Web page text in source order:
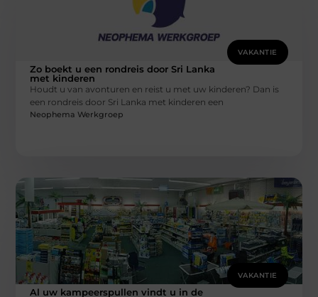
VAKANTIE
Zo boekt u een rondreis door Sri Lanka
met kinderen
Houdt u van avonturen en reist u met uw kinderen? Dan is
een rondreis door Sri Lanka met kinderen een
Neophema Werkgroep
VAKANTIE
Al uw kampeerspullen vindt u in de